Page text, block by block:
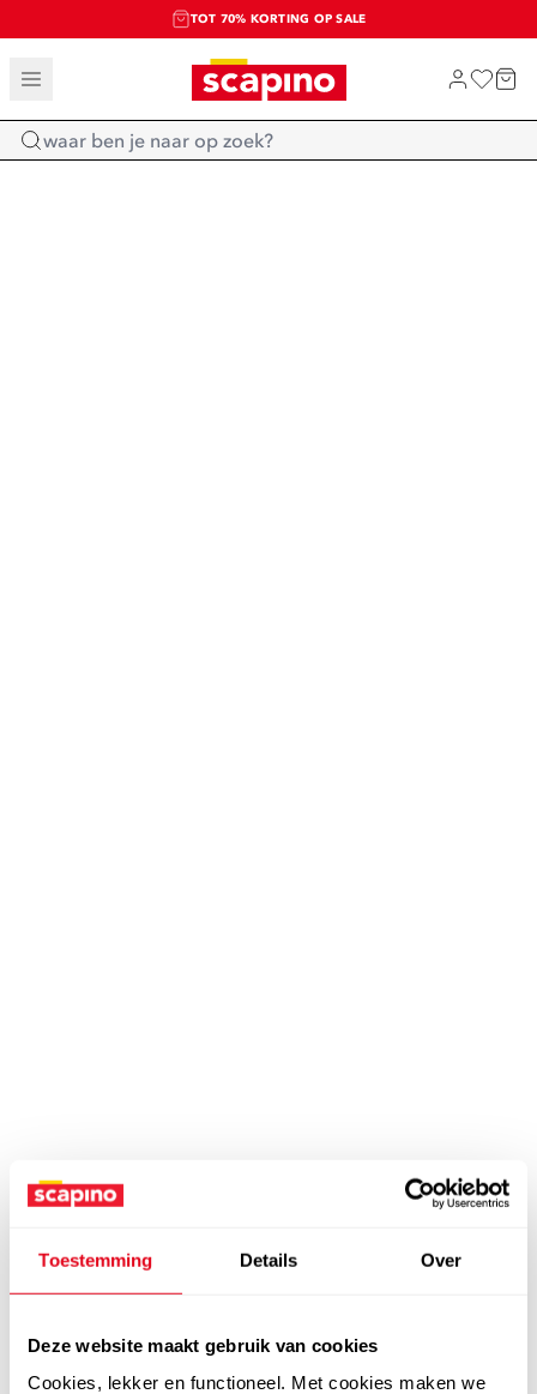
Toestemming Details Over
Deze website maakt gebruik van cookies
Cookies, lekker en functioneel. Met cookies maken we
TOT 70% KORTING OP SALE
SALE: LAATSTE KANS!
SHOP NIEUW
Home